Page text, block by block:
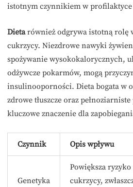
istotnym czynnikiem w profilaktyce
Dietarównież odgrywa istotną rolę
cukrzycy. Niezdrowe nawyki
spożywanie wysokokalorycznych,
odżywcze pokarmów, mogą
insulinooporności. Dieta bogata w
zdrowe tłuszcze oraz
kluczowe znaczenie dla
Czynnik Opis wpływu
Genetyka
Powiększa
cukrzycy,